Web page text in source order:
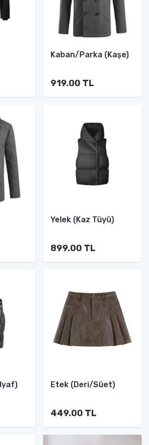
Kaban/Parka (Kaşe)
919.00 TL
Yelek (Kaz Tüyü)
899.00 TL
Etek (Deri/Süet)
449.00 TL